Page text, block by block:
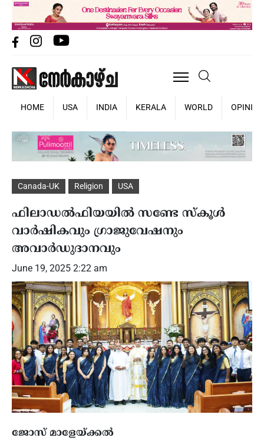
HOME USA INDIA KERALA WORLD OPINION
Canada-UK Religion USA
ഫിലാഡൽഫിയയിൽ സണ്ടേ സ്‌കൂൾ
വാർഷികവും ഗ്രാജുവേഷനും
അവാർഡുദാനവും
June 19, 2025 2:22 am
ജോസ് മാളേയ്ക്കൽ